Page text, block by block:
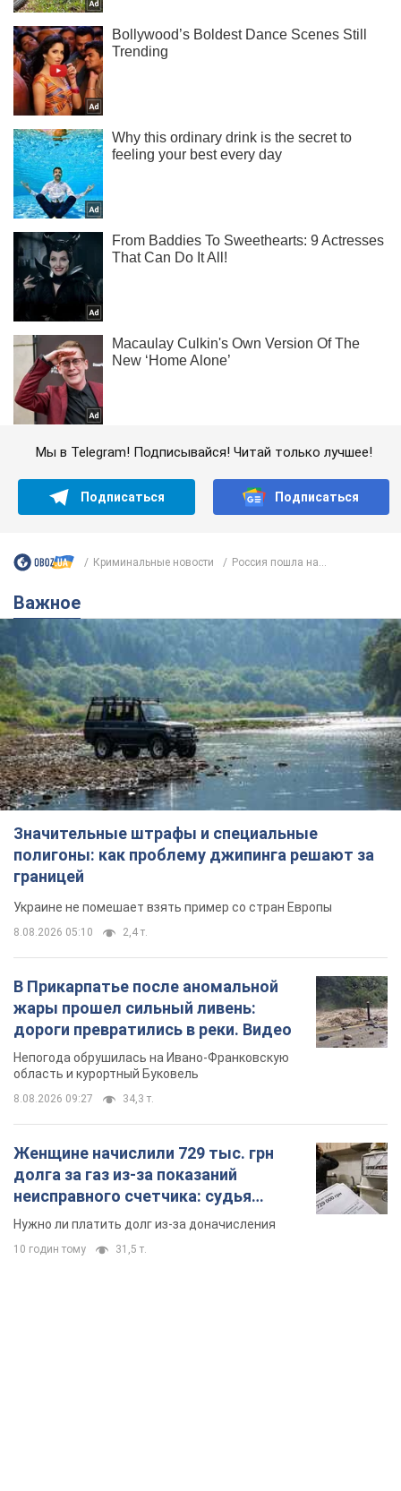
Мы в Telegram! Подписывайся! Читай только лучшее!
Подписаться Подписаться
Криминальные новости Россия пошла на...
Важное
Значительные штрафы и специальные
полигоны: как проблему джипинга решают за
границей
Украине не помешает взять пример со стран Европы
8.08.2026 05:10 2,4 т.
В Прикарпатье после аномальной
жары прошел сильный ливень:
дороги превратились в реки. Видео
Непогода обрушилась на Ивано-Франковскую
область и курортный Буковель
8.08.2026 09:27 34,3 т.
Женщине начислили 729 тыс. грн
долга за газ из-за показаний
неисправного счетчика: судья
вынес неожиданное решение
Нужно ли платить долг из-за доначисления
10 годин тому 31,5 т.